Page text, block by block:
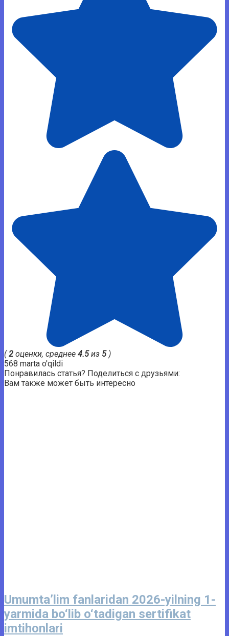
(2 оценки, среднее 4.5из 5)
568 marta o'qildi
Понравилась статья? Поделиться с друзьями:
Вам также может быть интересно
Umumta’lim fanlaridan 2026-yilning 1-
yarmida bo‘lib o‘tadigan sertifikat
imtihonlari